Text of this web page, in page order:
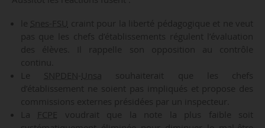
le Snes-FSU
craint pour la liberté pédagogique et ne veut
pas que les chefs d’établissements régulent l’évaluation
des élèves. Il rappelle son opposition au contrôle
continu.
Le SNPDEN Unsa souhaiterait que les chefs
d’établissement ne soient pas impliqués et propose des
commissions externes présidées par un inspecteur.
La FCPE voudrait que la note la plus faible soit